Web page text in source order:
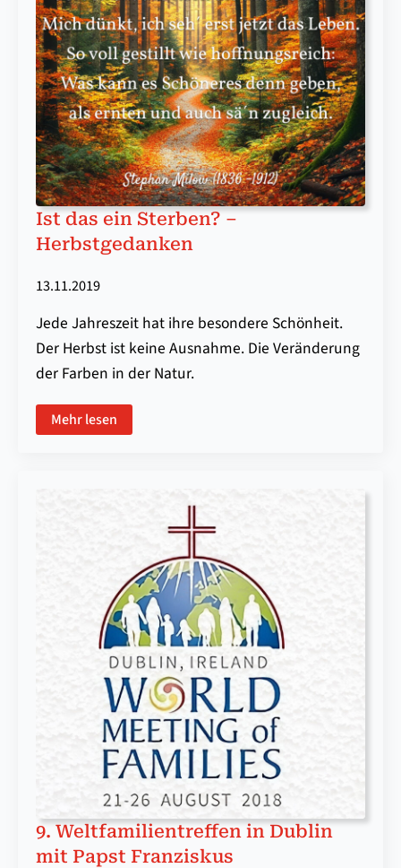
Ist das ein Sterben? –
Herbstgedanken
13.11.2019
Jede Jahreszeit hat ihre besondere Schönheit.
Der Herbst ist keine Ausnahme. Die Veränderung
der Farben in der Natur.
Mehr lesen
9. Weltfamilientreffen in Dublin
mit Papst Franziskus